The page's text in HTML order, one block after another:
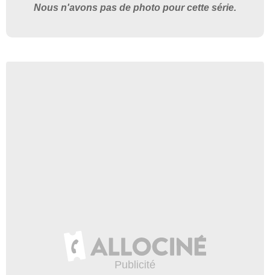
Nous n'avons pas de photo pour cette série.